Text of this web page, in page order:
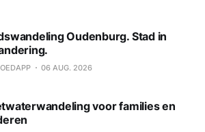
Oudenburg. Stad in
06 AUG. 2026
voor families en